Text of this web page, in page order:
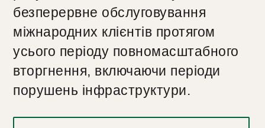
безперервне обслуговування
міжнародних клієнтів протягом
усього періоду повномасштабного
вторгнення, включаючи періоди
порушень інфраструктури.